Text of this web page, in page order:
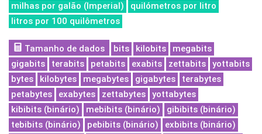
milhas por galão (Imperial)
quilómetros por litro
litros por 100 quilômetros
Tamanho de dados bits kilobits
megabits
gigabits
terabits petabits exabits zettabits
yottabits
bytes
kilobytes megabytes gigabytes
terabytes
petabytes
exabytes zettabytes
yottabytes
kibibits (binário)
mebibits (binário)
gibibits (binário)
tebibits (binário)
pebibits (binário)
exbibits (binário)